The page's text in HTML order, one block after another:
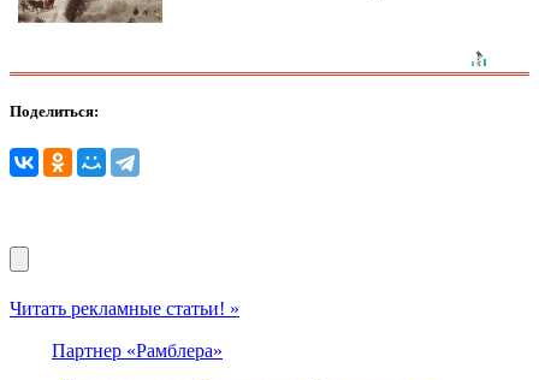
Поделиться:
Читать рекламные статьи! »
Партнер «Рамблера»